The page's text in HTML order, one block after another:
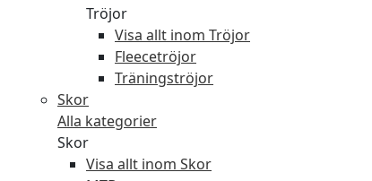
Tröjor
Visa allt inom Tröjor
Fleecetröjor
Träningströjor
Skor
Alla kategorier
Skor
Visa allt inom Skor